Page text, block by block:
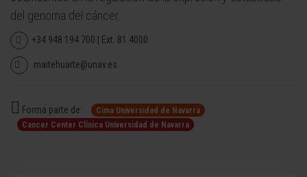
del genoma del cáncer.
+34 948 194 700 | Ext. 81 4000
maitehuarte@unav.es
Forma parte de:
Cima Universidad de Navarra
Cancer Center Clínica Universidad de Navarra